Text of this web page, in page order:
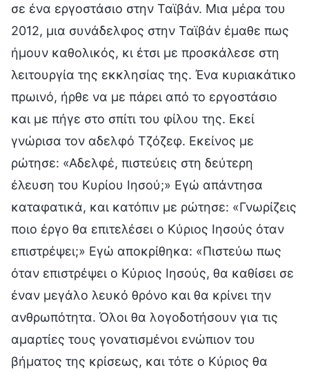
σε ένα εργοστάσιο στην Ταϊβάν. Μια μέρα του
2012, μια συνάδελφος στην Ταϊβάν έμαθε πως
ήμουν καθολικός, κι έτσι με προσκάλεσε στη
λειτουργία της εκκλησίας της. Ένα κυριακάτικο
πρωινό, ήρθε να με πάρει από το εργοστάσιο
και με πήγε στο σπίτι του φίλου της. Εκεί
γνώρισα τον αδελφό Τζόζεφ. Εκείνος με
ρώτησε: «Αδελφέ, πιστεύεις στη δεύτερη
έλευση του Κυρίου Ιησού;» Εγώ απάντησα
καταφατικά, και κατόπιν με ρώτησε: «Γνωρίζεις
ποιο έργο θα επιτελέσει ο Κύριος Ιησούς όταν
επιστρέψει;» Εγώ αποκρίθηκα: «Πιστεύω πως
όταν επιστρέψει ο Κύριος Ιησούς, θα καθίσει σε
έναν μεγάλο λευκό θρόνο και θα κρίνει την
ανθρωπότητα. Όλοι θα λογοδοτήσουν για τις
αμαρτίες τους γονατισμένοι ενώπιον του
βήματος της κρίσεως, και τότε ο Κύριος θα